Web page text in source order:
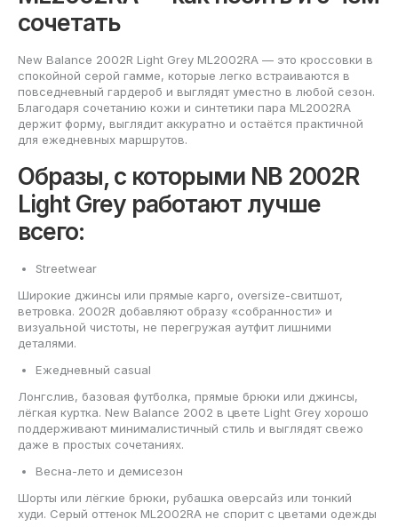
сочетать
New Balance 2002R Light Grey ML2002RA — это кроссовки в
спокойной серой гамме, которые легко встраиваются в
повседневный гардероб и выглядят уместно в любой сезон.
Благодаря сочетанию кожи и синтетики пара ML2002RA
держит форму, выглядит аккуратно и остаётся практичной
для ежедневных маршрутов.
Образы, с которыми NB 2002R
Light Grey работают лучше
всего:
Streetwear
Широкие джинсы или прямые карго, oversize-свитшот,
ветровка. 2002R добавляют образу «собранности» и
визуальной чистоты, не перегружая аутфит лишними
деталями.
Ежедневный casual
Лонгслив, базовая футболка, прямые брюки или джинсы,
лёгкая куртка. New Balance 2002 в цвете Light Grey хорошо
поддерживают минималистичный стиль и выглядят свежо
даже в простых сочетаниях.
Весна-лето и демисезон
Шорты или лёгкие брюки, рубашка оверсайз или тонкий
худи. Серый оттенок ML2002RA не спорит с цветами одежды